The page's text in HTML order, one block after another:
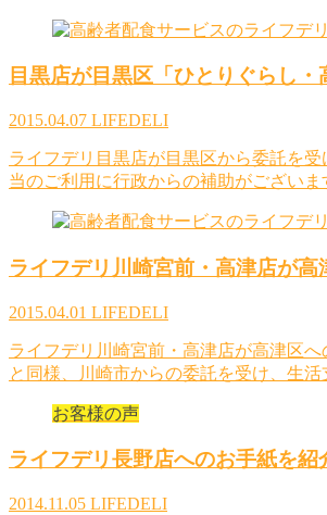
目黒店が目黒区「ひとりぐらし
2015.04.07 LIFEDELI
ライフデリ目黒店が目黒区から委託を
当のご利用に行政からの補助がござい
ライフデリ川崎宮前・高津店が高
2015.04.01 LIFEDELI
ライフデリ川崎宮前・高津店が高津区
と同様、川崎市からの委託を受け、生
お客様の声
ライフデリ長野店へのお手紙を紹
2014.11.05 LIFEDELI